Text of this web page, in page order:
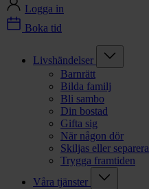
Logga in
Boka tid
Livshändelser
Barnrätt
Bilda familj
Bli sambo
Din bostad
Gifta sig
När någon dör
Skiljas eller separera
Trygga framtiden
Våra tjänster